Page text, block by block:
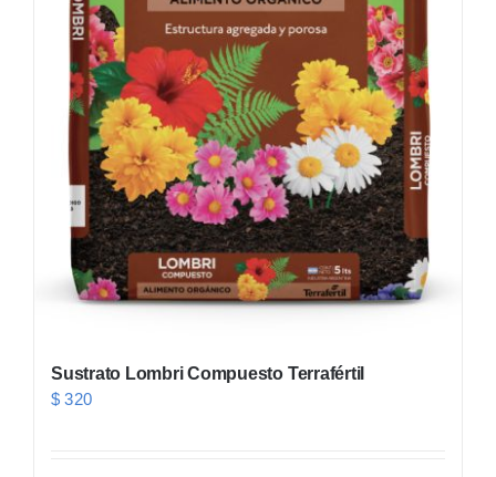
Sustrato Lombri Compuesto Terrafértil
$ 320